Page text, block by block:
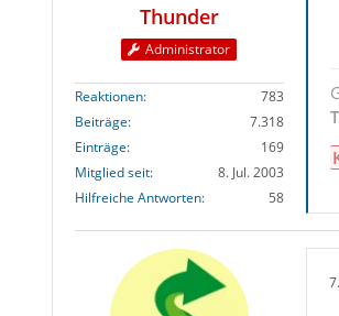
Thunder
Administrator
Reaktionen
783
Beiträge
7.318
Einträge
169
Mitglied seit
8. Jul. 2003
Hilfreiche Antworten
58